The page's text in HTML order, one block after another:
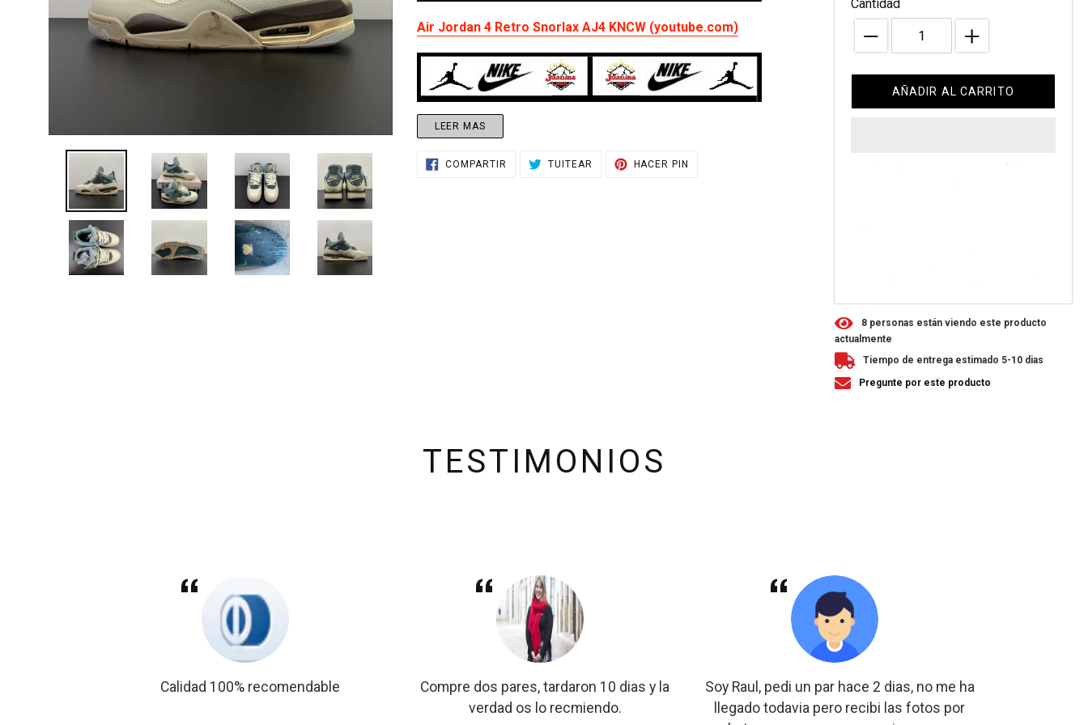
ANTERIOR
DIAPOSITIVA
SIGUIENTE
DIAPOSITIVAproducto
a
tu
carrito
de
compra
Air Jordan 4 Retro Snorlax AJ4 KNCW (youtube.com)
LEER MAS
COMPARTIR COMPARTIRTUITEAR TUITEARHACER PIN
Cantidad
AÑADIR AL CARRITO
8 personas están viendo este producto
actualmente
Tiempo de entrega estimado 5-10 dias
Pregunte por este producto
TESTIMONIOS
Calidad 100% recomendable
Compre dos pares, tardaron 10 dias y la
verdad os lo recmiendo.
Soy Raul, pedi un par hace 2 dias, no me ha
llegado todavia pero recibi las fotos por